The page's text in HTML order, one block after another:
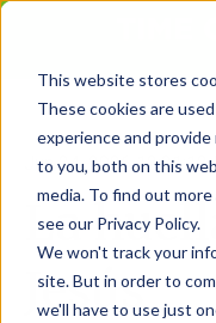
This website stores
These cookies are
experience and
to you, both on this
media. To find out
see our Privacy Policy.
We won't track your
site. But in order to
we'll have to use just
Jun 24, 2026 12:21:12
La
Jesús